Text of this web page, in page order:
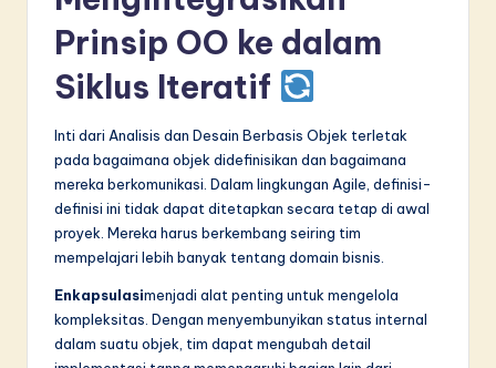
Prinsip OO ke dalam
Siklus Iteratif
Inti dari Analisis dan Desain Berbasis Objek terletak
pada bagaimana objek didefinisikan dan bagaimana
mereka berkomunikasi. Dalam lingkungan Agile, definisi-
definisi ini tidak dapat ditetapkan secara tetap di awal
proyek. Mereka harus berkembang seiring tim
mempelajari lebih banyak tentang domain bisnis.
Enkapsulasimenjadi alat penting untuk mengelola
kompleksitas. Dengan menyembunyikan status internal
dalam suatu objek, tim dapat mengubah detail